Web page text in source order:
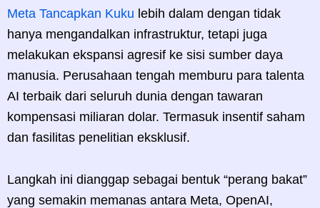
Meta Tancapkan Kuku lebih dalam dengan tidak
hanya mengandalkan infrastruktur, tetapi juga
melakukan ekspansi agresif ke sisi sumber daya
manusia. Perusahaan tengah memburu para talenta
AI terbaik dari seluruh dunia dengan tawaran
kompensasi miliaran dolar. Termasuk insentif saham
dan fasilitas penelitian eksklusif.
Langkah ini dianggap sebagai bentuk “perang bakat”
yang semakin memanas antara Meta, OpenAI,